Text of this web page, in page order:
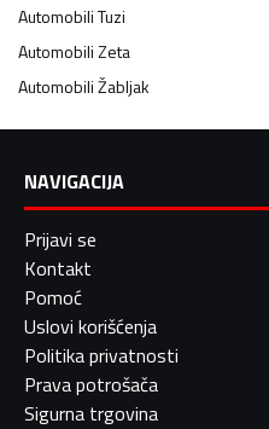
AutomobiliTuzi
AutomobiliZeta
AutomobiliŽabljak
NAVIGACIJA
Prijavi se
Kontakt
Pomoć
Uslovi korišćenja
Politika privatnosti
Prava potrošača
Sigurna trgovina